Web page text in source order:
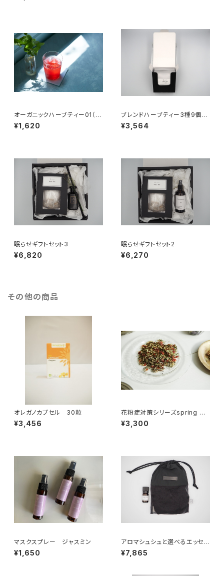
オーガニックハーブティー01（テ
ィーバック10パック入り）
¥1,620
ブレンドハーブティー3種9個入
りセット
¥3,564
眠らせギフトセット3
¥6,820
眠らせギフトセット2
¥6,270
その他の商品
オレガノカプセル 30粒
¥3,456
花粉症対策シリーズspring ハ
ーブティ―25パック
¥3,300
マスクスプレー ジャスミン
¥1,650
アロマシュシュと選べるエッセン
シャルオイルギフトセット
¥7,865